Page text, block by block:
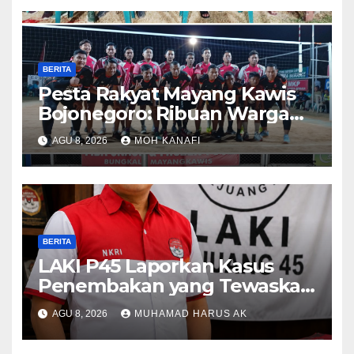
BERITA
​Pesta Rakyat Mayang Kawis
Bojonegoro: Ribuan Warga
Tumplek Blek Saksikan Final
Voli, Kades 3 Periode Dipuji
Setinggi Langit
AGU 8, 2026 MOH KANAFI
BERITA
LAKI P45 Laporkan Kasus
Penembakan yang Tewaskan
Terduga Pencuri Durian oleh
Oknum Pegawai Lapas
Lubuklinggau
AGU 8, 2026 MUHAMAD HARUS AK